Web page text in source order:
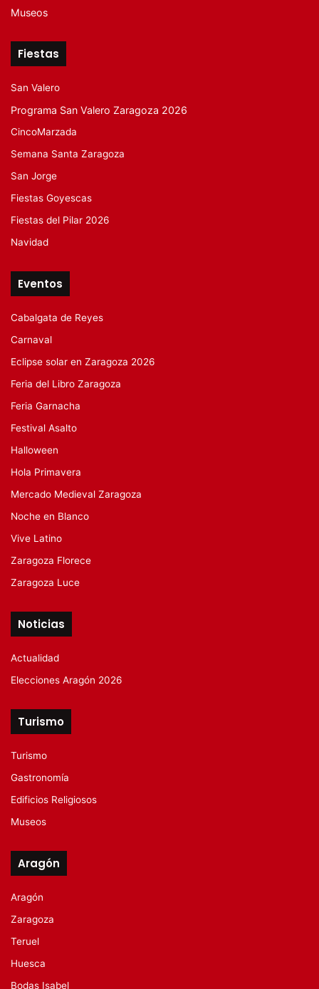
Museos
Fiestas
San Valero
Programa San Valero Zaragoza 2026
CincoMarzada
Semana Santa Zaragoza
San Jorge
Fiestas Goyescas
Fiestas del Pilar 2026
Navidad
Eventos
Cabalgata de Reyes
Carnaval
Eclipse solar en Zaragoza 2026
Feria del Libro Zaragoza
Feria Garnacha
Festival Asalto
Halloween
Hola Primavera
Mercado Medieval Zaragoza
Noche en Blanco
Vive Latino
Zaragoza Florece
Zaragoza Luce
Noticias
Actualidad
Elecciones Aragón 2026
Turismo
Turismo
Gastronomía
Edificios Religiosos
Museos
Aragón
Aragón
Zaragoza
Teruel
Huesca
Bodas Isabel